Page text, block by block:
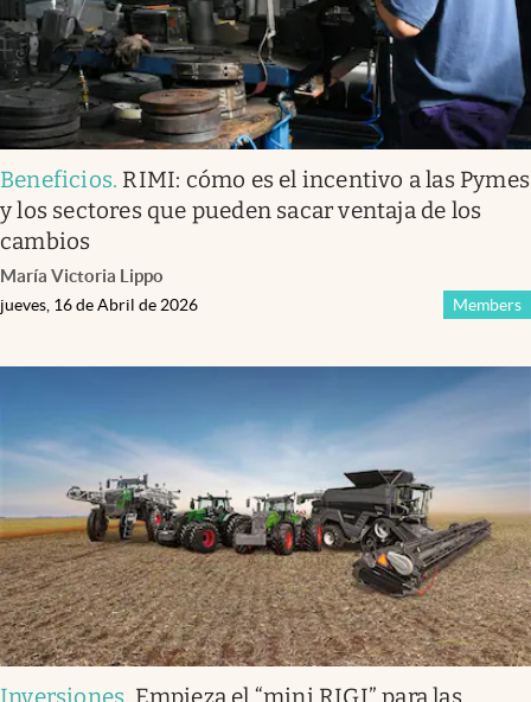
Beneficios. RIMI: cómo es el incentivo a las Pymes
y los sectores que pueden sacar ventaja de los
cambios
María Victoria Lippo
Members
jueves, 16 de Abril de 2026
Inversiones Empieza el “mini RIGI” para las